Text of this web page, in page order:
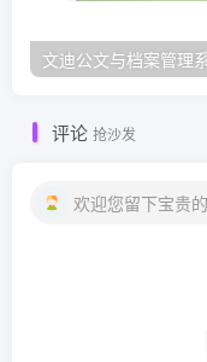
文迪公文与档案管理
评论 抢沙发
欢迎您留下宝贵的